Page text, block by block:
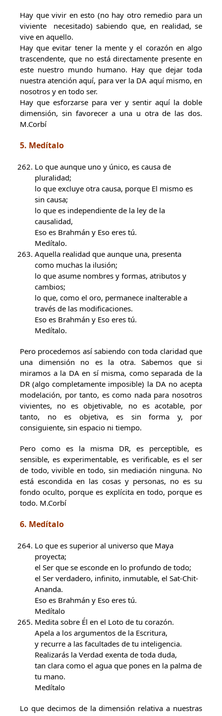
Hay que vivir en esto (no hay otro remedio para un
viviente necesitado) sabiendo que, en realidad, se
vive en aquello.
Hay que evitar tener la mente y el corazón en algo
trascendente, que no está directamente presente en
este nuestro mundo humano. Hay que dejar toda
nuestra atención aquí, para ver la DA aquí mismo, en
nosotros y en todo ser.
Hay que esforzarse para ver y sentir aquí la doble
dimensión, sin favorecer a una u otra de las dos.
M.Corbí
5. Medítalo
Lo que aunque uno y único, es causa de
pluralidad;
lo que excluye otra causa, porque El mismo es
sin causa;
lo que es independiente de la ley de la
causalidad,
Eso es Brahmán y Eso eres tú.
Medítalo.
Aquella realidad que aunque una, presenta
como muchas la ilusión;
lo que asume nombres y formas, atributos y
cambios;
lo que, como el oro, permanece inalterable a
través de las modificaciones.
Eso es Brahmán y Eso eres tú.
Medítalo.
Pero procedemos así sabiendo con toda claridad que
una dimensión no es la otra. Sabemos que si
miramos a la DA en sí misma, como separada de la
DR (algo completamente imposible) la DA no acepta
modelación, por tanto, es como nada para nosotros
vivientes, no es objetivable, no es acotable, por
tanto, no es objetiva, es sin forma y, por
consiguiente, sin espacio ni tiempo.
Pero como es la misma DR, es perceptible, es
sensible, es experimentable, es verificable, es el ser
de todo, vivible en todo, sin mediación ninguna. No
está escondida en las cosas y personas, no es su
fondo oculto, porque es explícita en todo, porque es
todo. M.Corbí
6. Medítalo
Lo que es superior al universo que Maya
proyecta;
el Ser que se esconde en lo profundo de todo;
el Ser verdadero, infinito, inmutable, el Sat-Chit-
Ananda.
Eso es Brahmán y Eso eres tú.
Medítalo
Medita sobre Él en el Loto de tu corazón.
Apela a los argumentos de la Escritura,
y recurre a las facultades de tu inteligencia.
Realizarás la Verdad exenta de toda duda,
tan clara como el agua que pones en la palma de
tu mano.
Medítalo
Lo que decimos de la dimensión relativa a nuestras